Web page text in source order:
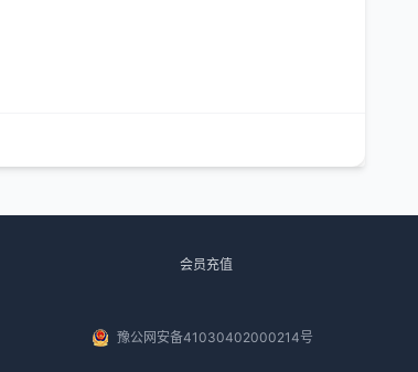
会员充值
豫公网安备41030402000214号